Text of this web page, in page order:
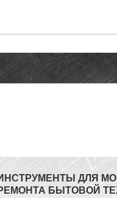
ДЛЯ
БЫТОВОЙ